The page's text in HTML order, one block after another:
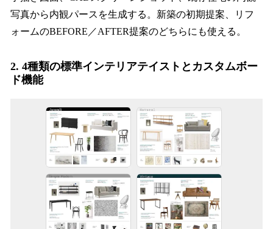
写真から内観パースを生成する。新築の初期提案、リフ
ォームのBEFORE／AFTER提案のどちらにも使える。
2. 4種類の標準インテリアテイストとカスタムボー
ド機能